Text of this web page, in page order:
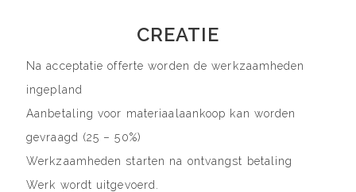
CREATIE
Na acceptatie offerte worden de werkzaamheden
ingepland
Aanbetaling voor materiaalaankoop kan worden
gevraagd (25 – 50%)
Werkzaamheden starten na ontvangst betaling
Werk wordt uitgevoerd.